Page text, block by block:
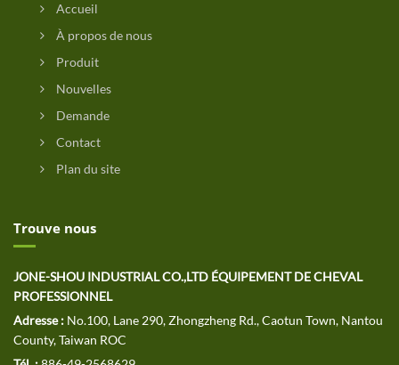
Accueil
À propos de nous
Produit
Nouvelles
Demande
Contact
Plan du site
Trouve nous
JONE-SHOU INDUSTRIAL CO.,LTD ÉQUIPEMENT DE CHEVAL
PROFESSIONNEL
Adresse : No.100, Lane 290, Zhongzheng Rd., Caotun Town, Nantou
County, Taiwan ROC